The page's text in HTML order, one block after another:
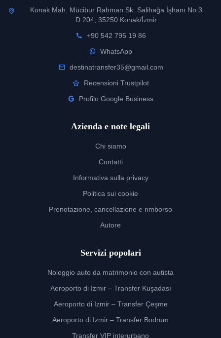
Konak Mah. Mücibur Rahman Sk. Salihağa İşhanı No:3
D:204, 35250 Konak/İzmir
+90 542 795 19 86
WhatsApp
destinatransfer35@gmail.com
Recensioni Trustpilot
Profilo Google Business
Azienda e note legali
Chi siamo
Contatti
Informativa sulla privacy
Politica sui cookie
Prenotazione, cancellazione e rimborso
Autore
Servizi popolari
Noleggio auto da matrimonio con autista
Aeroporto di Izmir – Transfer Kuşadası
Aeroporto di Izmir – Transfer Çeşme
Aeroporto di Izmir – Transfer Bodrum
Transfer VIP interurbano